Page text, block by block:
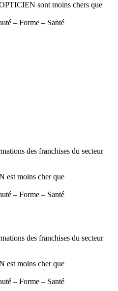
sont moins chers que
– Forme – Santé
des franchises du secteur
est moins cher que
– Forme – Santé
des franchises du secteur
est moins cher que
– Forme – Santé